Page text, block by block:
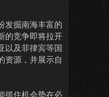
发掘南海丰富的
的竞争即将拉开
以及菲律宾等国
资源，并展示自
抓住机会势在必